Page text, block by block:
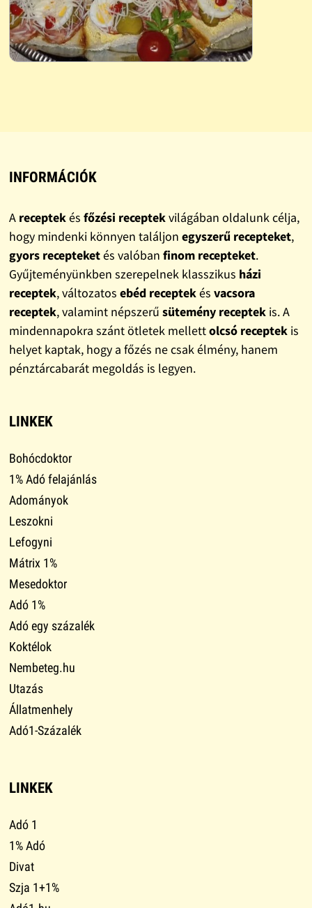
INFORMÁCIÓK
A receptekés főzési receptekvilágában oldalunk célja,
hogy mindenki könnyen találjon egyszerű recepteket,
gyors recepteketés valóban finom recepteket.
Gyűjteményünkben szerepelnek klasszikus házi
receptek, változatos ebéd receptekés vacsora
receptek, valamint népszerű sütemény receptekis. A
mindennapokra szánt ötletek mellettolcsó receptekis
helyet kaptak, hogy a főzés ne csak élmény, hanem
pénztárcabarát megoldás is legyen.
LINKEK
Bohócdoktor
1% Adó felajánlás
Adományok
Leszokni
Lefogyni
Mátrix 1%
Mesedoktor
Adó 1%
Adó egy százalék
Koktélok
Nembeteg.hu
Utazás
Állatmenhely
Adó1-Százalék
LINKEK
Adó 1
1% Adó
Divat
Szja 1+1%